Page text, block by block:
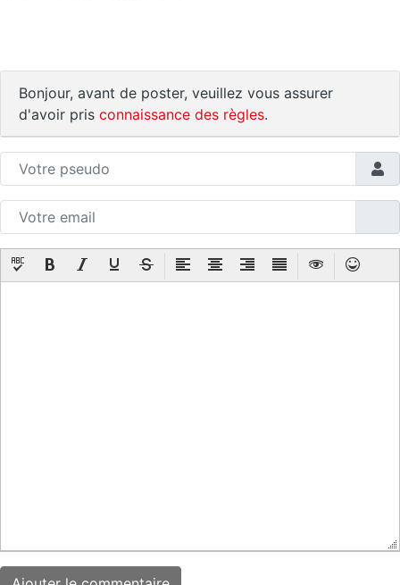
Bonjour, avant de poster, veuillez vous assurer
d'avoir pris connaissance des règles.